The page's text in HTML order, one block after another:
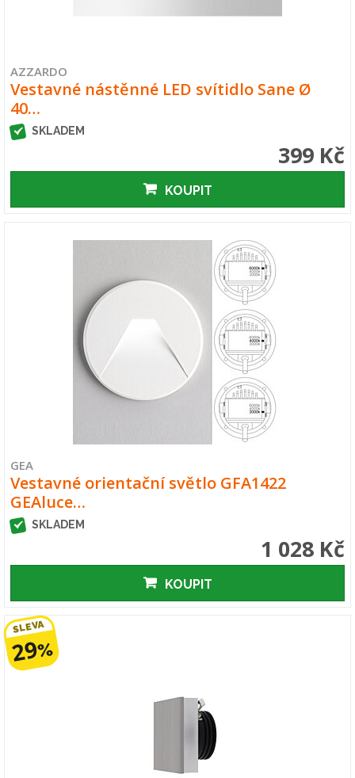
AZZARDO
Vestavné nástěnné LED svítidlo Sane Ø
40…
SKLADEM
399 Kč
KOUPIT
GEA
Vestavné orientační světlo GFA1422
GEAluce…
SKLADEM
1 028 Kč
KOUPIT
SLEVA
29%